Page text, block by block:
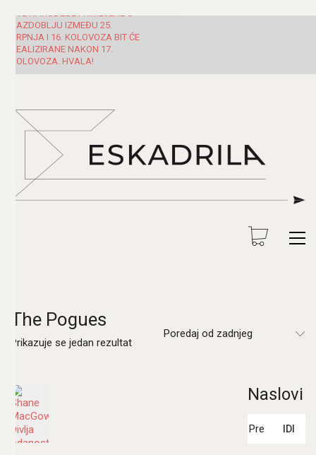
SVE NARUDŽBE PRIMLJENE U
RAZDOBLJU IZMEĐU 25.
SRPNJA I 16. KOLOVOZA BIT ĆE
REALIZIRANE NAKON 17.
KOLOVOZA. HVALA!
The Pogues
Prikazuje se jedan rezultat
Poredaj od zadnjeg
Naslovi
IDI